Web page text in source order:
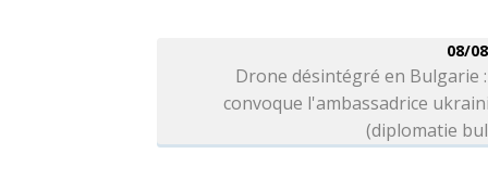
08/
Drone désintégré en Bulgarie
convoque l'ambassadrice
(diplomatie